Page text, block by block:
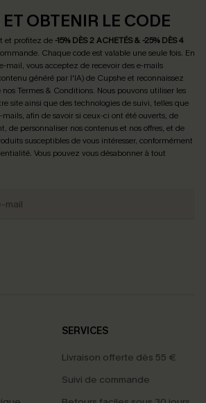
OBTENIR LE CODE
et profitez de -15% DÈS 2 ACHETÉS & -25% DÈS 4
Chaque code est valable une seule fois. En
mail, vous acceptez de recevoir des e-mails
généré par l'IA) de Cupshe et reconnaissez
nosTermes & Conditions. Nous pouvons utiliser les
site ainsi que des technologies de suivi, telles que
afin de savoir si ceux-ci ont été ouverts, de
de personnaliser nos contenus et nos offres, et de
susceptibles de vous intéresser, conformément
. Vous pouvez vous désabonner à tout
SERVICES
Livraison offerte dès 55 €
Suivi de commande